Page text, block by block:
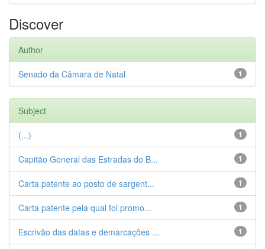
Discover
Author
1
Senado da Câmara de Natal
Subject
1
(...)
1
Capitão General das Estradas do B...
1
Carta patente ao posto de sargent...
1
Carta patente pela qual foi promo...
1
Escrivão das datas e demarcações ...